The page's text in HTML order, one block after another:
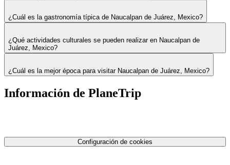
¿Cuál es la gastronomía típica de Naucalpan de Juárez, Mexico?
¿Qué actividades culturales se pueden realizar en Naucalpan de
Juárez, Mexico?
¿Cuál es la mejor época para visitar Naucalpan de Juárez, Mexico?
Información de PlaneTrip
Configuración de cookies